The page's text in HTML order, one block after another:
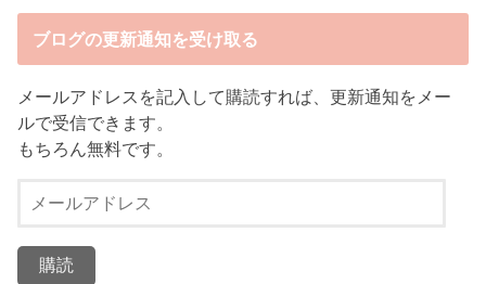
ブログの更新通知を受け取る
メールアドレスを記入して購読すれば、更新通知をメー
ルで受信できます。
もちろん無料です。
ル